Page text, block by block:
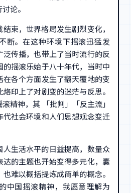
论。
束，世界格局发生剧烈变化，
断。在这种环境下摇滚迅猛发
传播，也带上了当时流行的反
摇滚乐始于八十年代，当时中
在各个方面发生了翻天覆地的变
印上了对剧变的迷茫与反思。
精神，其 「批判」「反主流」
代社会环境和人们思想观念变迁
人生活水平的日益提高，数量众
达的主题也开始变得多元化，囊
难以概括提炼成简单的概念。
中国摇滚精神，我愿意理解为